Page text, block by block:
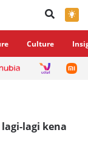
×
Culture
lagi kena